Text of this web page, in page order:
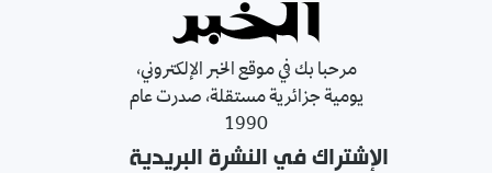
مرحبا بك في موقع الخبر الإلكتروني،
يومية جزائرية مستقلة، صدرت عام
1990
الإشتراك في النشرة البريدية